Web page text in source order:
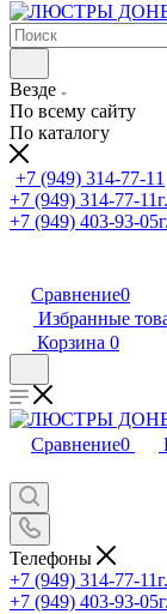
Везде
По всему сайту
По каталогу
+7 (949) 314-77-11
+7 (949) 314-77-11
+7 (949) 403-93-05
Сравнение0
Избранные
Корзина 0
Сравнение0
Телефоны
+7 (949) 314-77-11
+7 (949) 403-93-05